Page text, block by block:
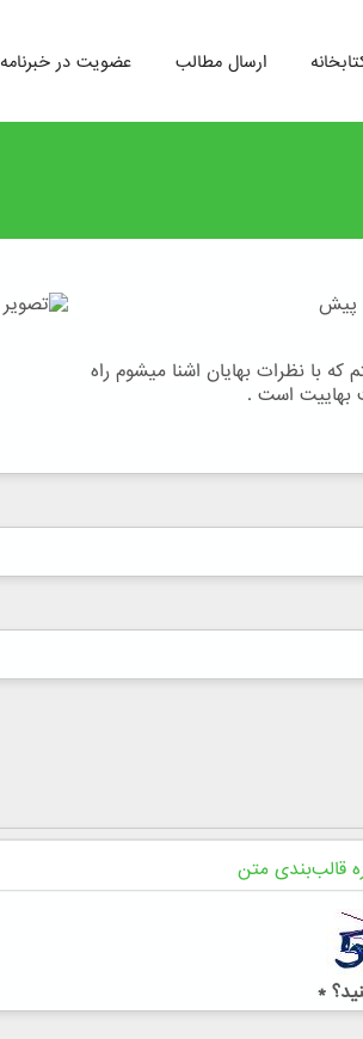
عضویت در خبرنامه ارسال مطالب
با نظرات بهایان اشنا میشوم راه
بهاییت است .
قالب‌بندی متن
*